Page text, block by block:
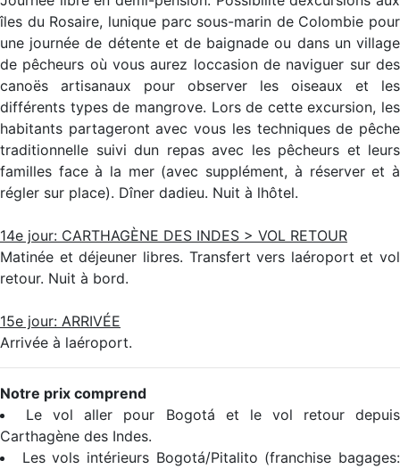
îles du Rosaire, lunique parc sous-marin de Colombie pour
une journée de détente et de baignade ou dans un village
de pêcheurs où vous aurez loccasion de naviguer sur des
canoës artisanaux pour observer les oiseaux et les
différents types de mangrove. Lors de cette excursion, les
habitants partageront avec vous les techniques de pêche
traditionnelle suivi dun repas avec les pêcheurs et leurs
familles face à la mer (avec supplément, à réserver et à
régler sur place). Dîner dadieu. Nuit à lhôtel.
14e jour: CARTHAGÈNE DES INDES > VOL RETOUR
Matinée et déjeuner libres. Transfert vers laéroport et vol
retour. Nuit à bord.
15e jour: ARRIVÉE
Arrivée à laéroport.
Notre prix comprend
Le vol aller pour Bogotá et le vol retour depuis
Carthagène des Indes.
Les vols intérieurs Bogotá/Pitalito (franchise bagages: